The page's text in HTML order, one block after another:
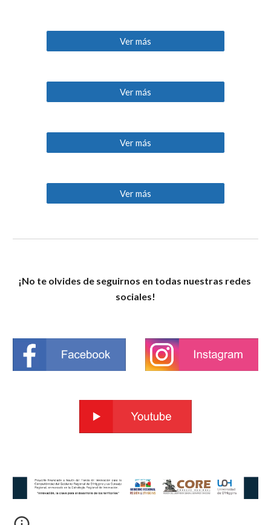
Ver más
Ver más
Ver más
Ver más
¡No te olvides de seguirnos en todas nuestras redes
sociales!